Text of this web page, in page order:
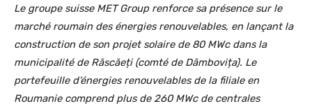
Le groupe suisse MET Group renforce sa présence sur le
marché roumain des énergies renouvelables, en lançant la
construction de son projet solaire de 80 MWc dans la
municipalité de Răscăeți (comté de Dâmbovița). Le
portefeuille d’énergies renouvelables de la filiale en
Roumanie comprend plus de 260 MWc de centrales